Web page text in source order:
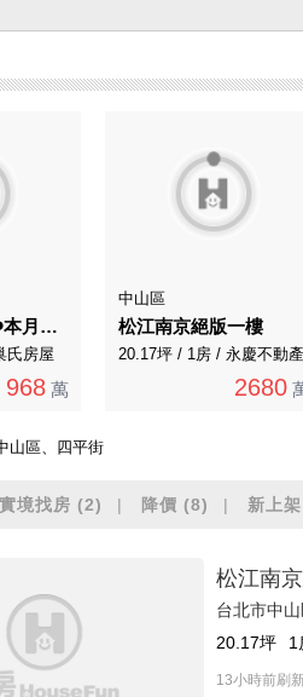
專約❤️出價談❤️本月必賣.晴光商圈.有管理電梯
氏房屋
968 萬
中山區
松江南京絕版一樓
20.17坪 / 1房 / 永慶不動產
2680
山區、四平街
實境找房 (2) 降價 (8) 新上架
松江南
台北市中
20.17坪 1
13小時前刷